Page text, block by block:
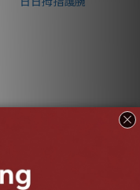
日日拇指護腕